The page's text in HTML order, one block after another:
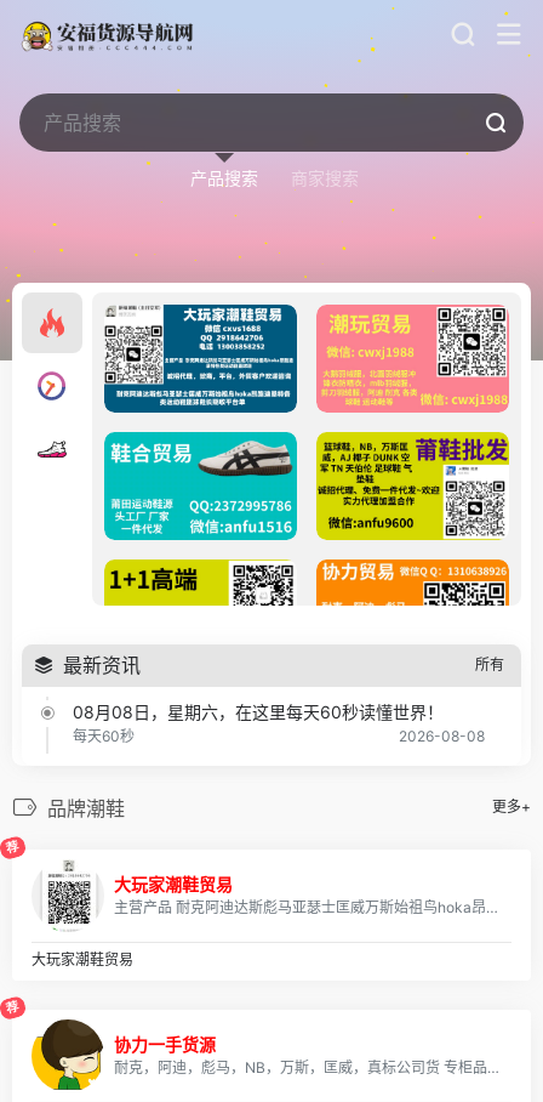
产品搜索 商家搜索
最新资讯 所有
08月08日，星期六，在这里每天60秒读懂世界！
每天60秒 2026-08-08
每天60秒
每天60秒
08月05日，星期三，在这里每天60秒读懂世界！
每天60秒
08月04日，星期二，在这里每天60秒读懂世界！
08月03日，星期一，在这里每天60秒读懂世界！
每天60秒
08月01日，星期六，在这里每天60秒读懂世界！
品牌潮鞋 更多+
荐
大玩家潮鞋贸易
主营产品 耐克阿迪达斯彪马亚瑟士匡威万斯始祖鸟hoka昂跑迪桑特各类运动鞋篮球鞋 长期收平台单，代发免费修鞋。诚招代理，微商，平台，外贸客户欢迎咨询
大玩家潮鞋贸易
荐
协力一手货源
耐克，阿迪，彪马，NB，万斯，匡威，真标公司货 专柜品质 实体店合作，档口现货，批发、淘宝、外贸、微商 、等各种平台，诚招代理、免费一件代发~欢迎实力代理加盟合作！